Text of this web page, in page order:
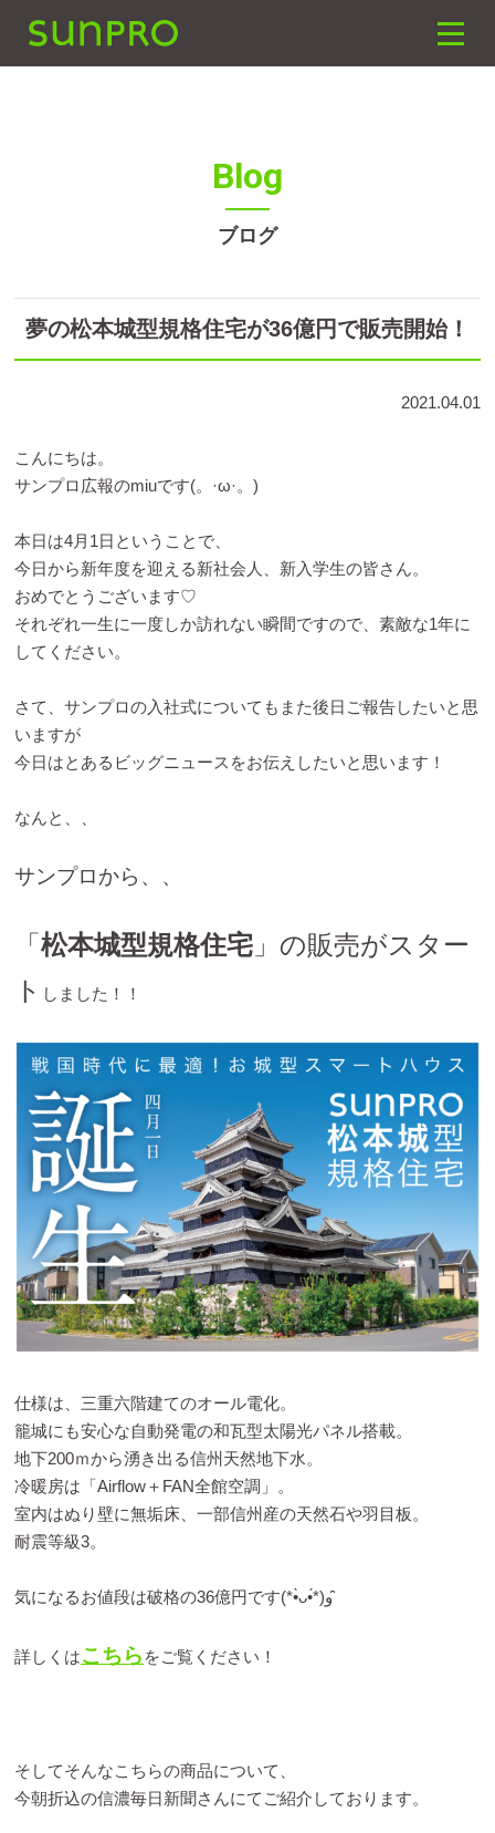
toggle
Blog
ブログ
夢の松本城型規格住宅が36億円で販売開始！
2021.04.01
こんにちは。
サンプロ広報のmiuです(。·ω·。)
本日は4月1日ということで、
今日から新年度を迎える新社会人、新入学生の皆さん。
おめでとうございます♡
それぞれ一生に一度しか訪れない瞬間ですので、素敵な1年に
してください。
さて、サンプロの入社式についてもまた後日ご報告したいと思
いますが
今日はとあるビッグニュースをお伝えしたいと思います！
なんと、、
サンプロから、、
「 松本城型規格住宅 」の販売がスター
ト しました！！
仕様は、三重六階建てのオール電化。
籠城にも安心な自動発電の和瓦型太陽光パネル搭載。
地下200ｍから湧き出る信州天然地下水。
冷暖房は「Airflow＋FAN全館空調」。
室内はぬり壁に無垢床、一部信州産の天然石や羽目板。
耐震等級3。
気になるお値段は破格の36億円です(*•̀ᴗ•́*)و ̑̑
詳しくはこちら をご覧ください！
そしてそんなこちらの商品について、
今朝折込の信濃毎日新聞さんにてご紹介しております。